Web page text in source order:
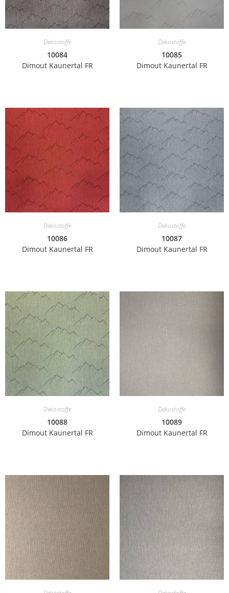
Dekostoffe
10084
Dimout Kaunertal FR
Dekostoffe
10085
Dimout Kaunertal FR
Dekostoffe
10086
Dimout Kaunertal FR
Dekostoffe
10087
Dimout Kaunertal FR
Dekostoffe
10088
Dimout Kaunertal FR
Dekostoffe
10089
Dimout Kaunertal FR